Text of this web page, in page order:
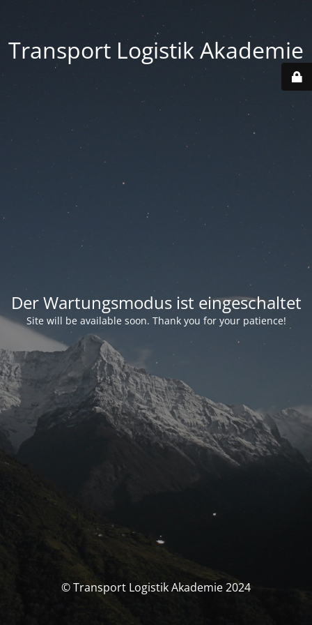
Transport Logistik Akademie
Der Wartungsmodus ist eingeschaltet
Site will be available soon. Thank you for your patience!
© Transport Logistik Akademie 2024